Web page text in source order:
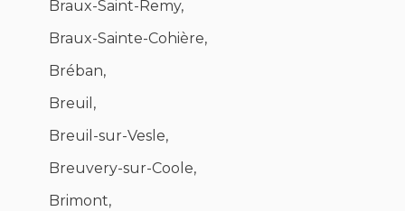
Braux-Saint-Remy,
Braux-Sainte-Cohière,
Bréban,
Breuil,
Breuil-sur-Vesle,
Breuvery-sur-Coole,
Brimont,